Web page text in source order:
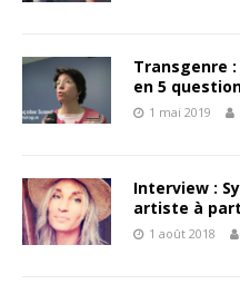
Transgenre
en 5
1 mai 2019
Interview :
artiste à
1 août 2018